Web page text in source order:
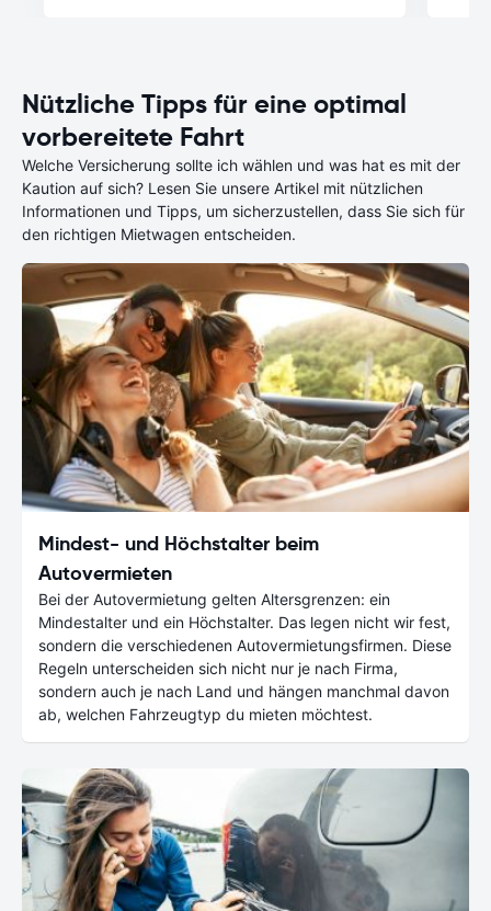
Nützliche Tipps für eine optimal
vorbereitete Fahrt
Welche Versicherung sollte ich wählen und was hat es mit der
Kaution auf sich? Lesen Sie unsere Artikel mit nützlichen
Informationen und Tipps, um sicherzustellen, dass Sie sich für
den richtigen Mietwagen entscheiden.
Mindest- und Höchstalter beim
Autovermieten
Bei der Autovermietung gelten Altersgrenzen: ein
Mindestalter und ein Höchstalter. Das legen nicht wir fest,
sondern die verschiedenen Autovermietungsfirmen. Diese
Regeln unterscheiden sich nicht nur je nach Firma,
sondern auch je nach Land und hängen manchmal davon
ab, welchen Fahrzeugtyp du mieten möchtest.